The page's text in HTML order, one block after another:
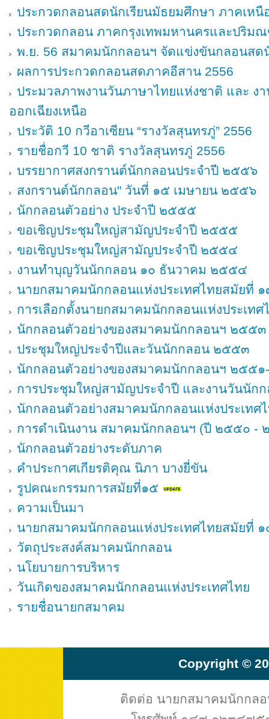
ประกวดกลอนสดนักเรียนมัธยมศึกษา ภาคเหนื
ประกวดกลอน ภาคกรุงเทพมหานครและปริม
พ.ย. 56 สมาคมนักกลอนฯ จัดแข่งขันกลอนสด
ผลการประกวดกลอนสดภาคอีสาน 2556
ประมวลภาพงานวันภาษาไทยแห่งชาติ และ ง
ออกเฉียงเหนือ
ประวัติ 10 กวีอาเซียน “รางวัลสุนทรภู่” 2556
รายชื่อกวี 10 ชาติ รางวัลสุนทรภู่ 2556
บรรยากาศสงกรานต์นักกลอนประจำปี ๒๕๕๖
สงกรานต์นักกลอน" วันที่ ๑๕ เมษายน ๒๕๕๖
นักกลอนตัวอย่าง ประจำปี ๒๕๕๕
ขอเชิญประชุมใหญ่สามัญประจำปี ๒๕๕๕
ขอเชิญประชุมใหญ่สามัญประจำปี ๒๕๕๔
งานทำบุญวันนักกลอน ๑๐ ธันวาคม ๒๕๕๔
นายกสมาคมนักกลอนแห่งประเทศไทยสมัยที่
การเลือกตั้งนายกสมาคมนักกลอนแห่งประเทศ
นักกลอนตัวอย่างของสมาคมนักกลอนฯ ๒๕๕๓
ประชุมใหญ่ประจำปีและวันนักกลอน ๒๕๕๓
นักกลอนตัวอย่างของสมาคมนักกลอนฯ ๒๕๕
การประชุมใหญ่สามัญประจำปี และงานวันนัก
นักกลอนตัวอย่างสมาคมนักกลอนแห่งประเทศ
การดำเนินงาน สมาคมนักกลอนฯ (ปี ๒๕๕๐ -
นักกลอนตัวอย่างระดับภาค
คำประกาศเกียรติคุณ นิภา บางยี่ขัน
รูปคณะกรรมการสมัยที่๑๕
ความเป็นมา
นายกสมาคมนักกลอนแห่งประเทศไทยสมัยที่
วัตถุประสงค์สมาคมนักกลอน
นโยบายการบริหาร
วันเกิดของสมาคมนักกลอนแห่งประเทศไทย
รายชื่อนายกสมาคม
Copyright ©
ติดต่อ นายกสมาคมนักกลอ